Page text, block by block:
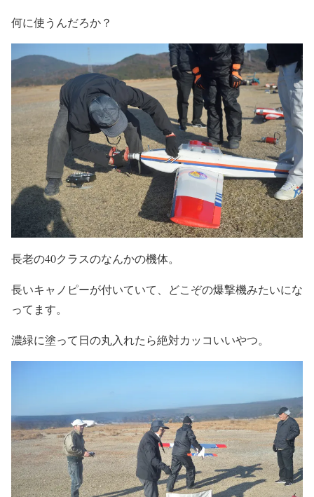
何に使うんだろか？
長老の40クラスのなんかの機体。
長いキャノピーが付いていて、どこぞの爆撃機みたいにな
ってます。
濃緑に塗って日の丸入れたら絶対カッコいいやつ。